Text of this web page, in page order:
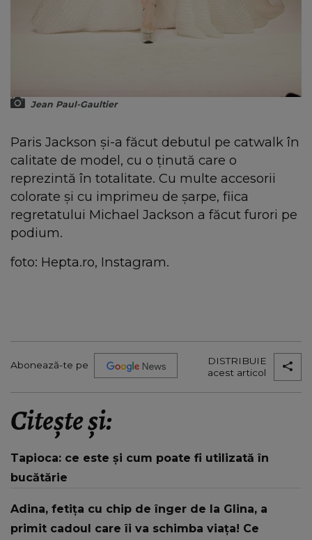
Jean Paul-Gaultier
Paris Jackson şi-a făcut debutul pe catwalk în
calitate de model, cu o ținută care o
reprezintă în totalitate. Cu multe accesorii
colorate și cu imprimeu de șarpe, fiica
regretatului Michael Jackson a făcut furori pe
podium.
foto: Hepta.ro, Instagram.
Abonează-te pe
DISTRIBUIE
acest articol
Citește și:
Tapioca: ce este și cum poate fi utilizată în
bucătărie
Adina, fetița cu chip de înger de la Glina, a
primit cadoul care îi va schimba viața! Ce